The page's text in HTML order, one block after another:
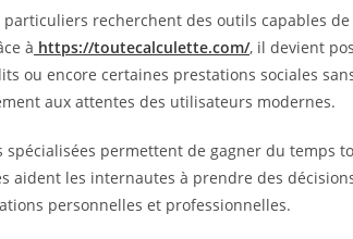
particuliers recherchent des outils capables
à https://toutecalculette.com/, il devient
ou encore certaines prestations sociales
aux attentes des utilisateurs modernes.
spécialisées permettent de gagner du temps
aident les internautes à prendre des
personnelles et professionnelles.